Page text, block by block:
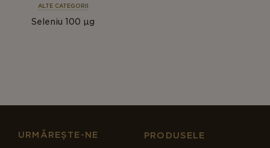
ALTE CATEGORII
Seleniu 100 μg
URMĂREȘTE-NE PRODUSELE